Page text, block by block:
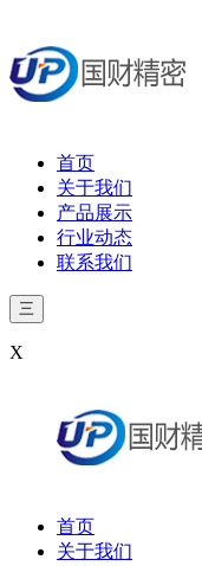
首页
关于我们
产品展示
行业动态
联系我们
三
X
首页
关于我们